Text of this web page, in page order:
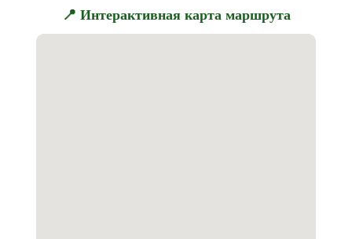
📍 Интерактивная карта маршрута